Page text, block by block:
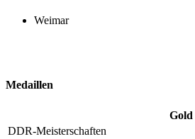
Weimar
Medaillen
Gold
DDR-Meisterschaften